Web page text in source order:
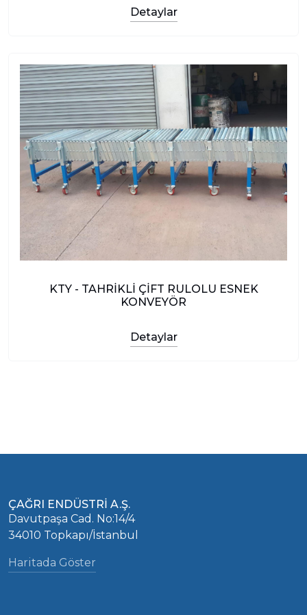
Detaylar
KTY - TAHRİKLİ ÇİFT RULOLU ESNEK
KONVEYÖR
Detaylar
ÇAĞRI ENDÜSTRİ A.Ş.
Davutpaşa Cad. No:14/4
34010 Topkapı/İstanbul
Haritada Göster